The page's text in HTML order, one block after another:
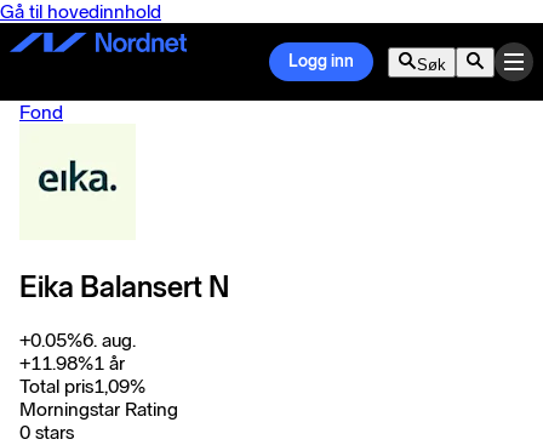
Gå til hovedinnhold
Logg inn Søk
Fond
Eika Balansert N
+0.05%6. aug.
+11.98%1 år
Total pris1,09%
Morningstar Rating
0 stars